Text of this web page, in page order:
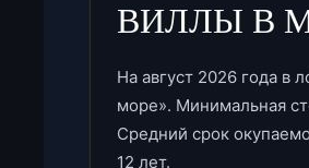
ВИЛЛЫ В
На август 2026 года в
море». Минимальная
Средний срок
12 лет.